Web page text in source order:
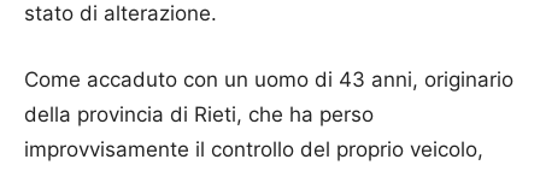
stato di alterazione.
Come accaduto con un uomo di 43 anni, originario
della provincia di Rieti, che ha perso
improvvisamente il controllo del proprio veicolo,